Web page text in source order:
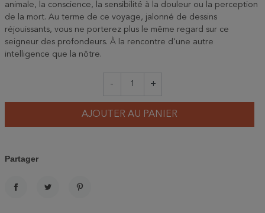
animale, la conscience, la sensibilité à la douleur ou la perception
de la mort. Au terme de ce voyage, jalonné de dessins
réjouissants, vous ne porterez plus le même regard sur ce
seigneur des profondeurs. À la rencontre d'une autre
intelligence que la nôtre.
- +
AJOUTER AU PANIER
Partager